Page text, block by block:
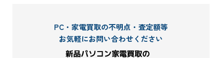
PC・家電買取の不明点・査定額等
お気軽にお問い合わせください